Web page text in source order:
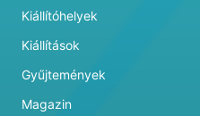
Kiállítóhelyek
Kiállítások
Gyűjtemények
Magazin